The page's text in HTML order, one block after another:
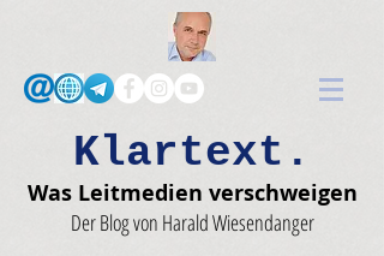
Klartext.
Was Leitmedien verschweigen
Der Blog von Harald Wiesendanger